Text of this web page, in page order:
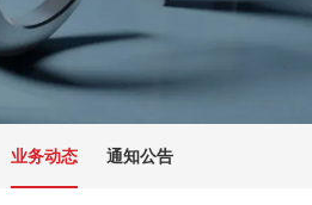
业务动态 通知公告